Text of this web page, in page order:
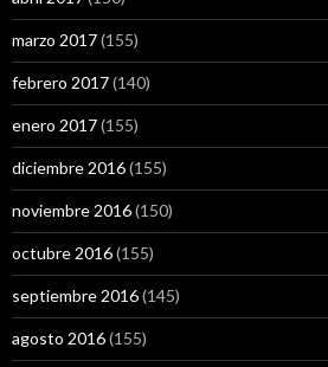
marzo 2017(155)
febrero 2017(140)
enero 2017(155)
diciembre 2016(155)
noviembre 2016(150)
octubre 2016(155)
septiembre 2016(145)
agosto 2016(155)